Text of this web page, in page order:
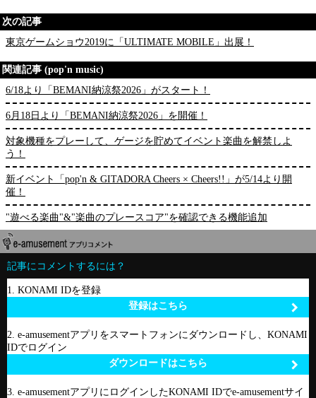
次の記事
東京ゲームショウ2019に「ULTIMATE MOBILE」出展！
関連記事 (pop'n music)
6/18より「BEMANI納涼祭2026」がスタート！
6月18日より「BEMANI納涼祭2026」を開催！
対象機種をプレーして、ゲージを貯めてイベント楽曲を解禁しよ
う！
新イベント「pop'n & GITADORA Cheers × Cheers!!」が5/14より開
催！
"遊べる楽曲"&"楽曲のプレースコア"を確認できる機能追加
記事にコメントするには？
1. KONAMI IDを登録
登録はこちら
2. e-amusementアプリをスマートフォンにダウンロードし、KONAMI
IDでログイン
ダウンロードはこちら
3. e-amusementアプリにログインしたKONAMI IDでe-amusementサイ